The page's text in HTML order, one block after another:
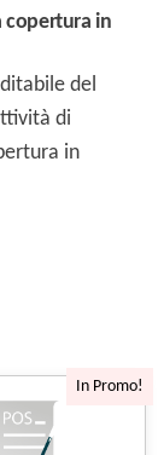
copertura in
del
di
in
In Promo!